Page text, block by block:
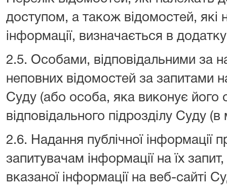
доступом, а також відомостей, які
інформації, визначається в
2.5. Особами, відповідальними за
неповних відомостей за запитами
Суду (або особа, яка виконує його
відповідального підрозділу Суду
2.6. Надання публічної інформації
запитувачам інформації на їх
вказаної інформації на веб-сайті